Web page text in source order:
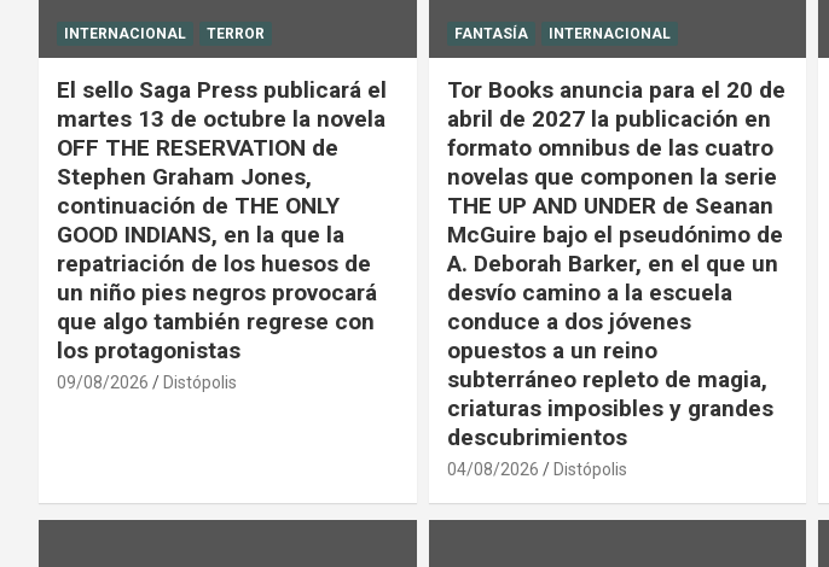
INTERNACIONAL TERROR
El sello Saga Press publicará el
martes 13 de octubre la novela
OFF THE RESERVATION de
Stephen Graham Jones,
continuación de THE ONLY
GOOD INDIANS, en la que la
repatriación de los huesos de
un niño pies negros provocará
que algo también regrese con
los protagonistas
09/08/2026 Distópolis
FANTASÍA INTERNACIONAL
Tor Books anuncia para el 20 de
abril de 2027 la publicación en
formato omnibus de las cuatro
novelas que componen la serie
THE UP AND UNDER de Seanan
McGuire bajo el pseudónimo de
A. Deborah Barker, en el que un
desvío camino a la escuela
conduce a dos jóvenes
opuestos a un reino
subterráneo repleto de magia,
criaturas imposibles y grandes
descubrimientos
04/08/2026 Distópolis